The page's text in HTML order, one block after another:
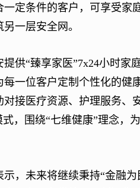
定条件的客户，可享受家
一层安全网。
“臻享家医”7x24小时家
一位客户定制个性化的健
接医疗资源、护理服务、
，围绕“七维健康”理念，
未来将继续秉持“金融为